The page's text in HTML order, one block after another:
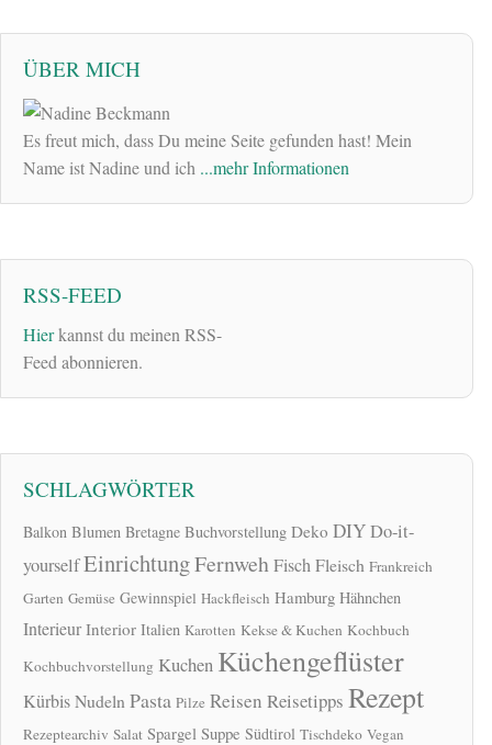
ÜBER MICH
Es freut mich, dass Du meine Seite gefunden hast! Mein
Name ist Nadine und ich ...mehr Informationen
RSS-FEED
Hierkannst du meinen RSS-
Feed abonnieren.
SCHLAGWÖRTER
Balkon Blumen Bretagne Buchvorstellung Deko DIYDo-it-
yourselfEinrichtungFernwehFischFleisch Frankreich
Garten Gemüse Gewinnspiel Hackfleisch Hamburg Hähnchen
Interieur Interior Italien Karotten Kekse & Kuchen Kochbuch
Kochbuchvorstellung Kuchen Küchengeflüster
KürbisNudeln Pasta Pilze Reisen Reisetipps Rezept
Rezeptearchiv Salat Spargel Suppe Südtirol Tischdeko Vegan